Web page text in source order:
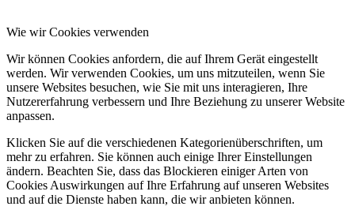
Wie wir Cookies verwenden
Wir können Cookies anfordern, die auf Ihrem Gerät eingestellt
werden. Wir verwenden Cookies, um uns mitzuteilen, wenn Sie
unsere Websites besuchen, wie Sie mit uns interagieren, Ihre
Nutzererfahrung verbessern und Ihre Beziehung zu unserer Website
anpassen.
Klicken Sie auf die verschiedenen Kategorienüberschriften, um
mehr zu erfahren. Sie können auch einige Ihrer Einstellungen
ändern. Beachten Sie, dass das Blockieren einiger Arten von
Cookies Auswirkungen auf Ihre Erfahrung auf unseren Websites
und auf die Dienste haben kann, die wir anbieten können.